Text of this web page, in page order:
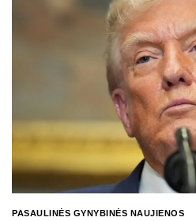
PASAULINĖS GYNYBINĖS NAUJIENOS